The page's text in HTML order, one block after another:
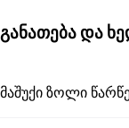
განათება და
მაშუქი ზოლი